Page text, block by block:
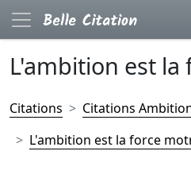
L'ambition est la
Citations
Citations
L'ambition est la force